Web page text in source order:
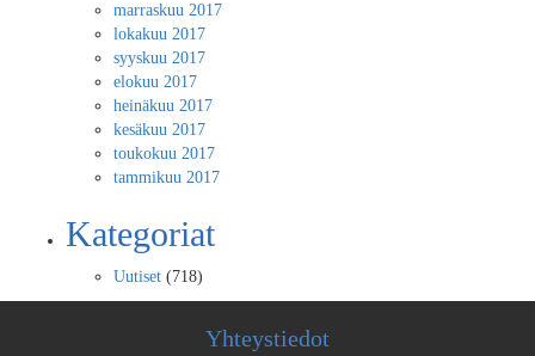
marraskuu 2017
lokakuu 2017
syyskuu 2017
elokuu 2017
heinäkuu 2017
kesäkuu 2017
toukokuu 2017
tammikuu 2017
Kategoriat
Uutiset (718)
Yhteystiedot